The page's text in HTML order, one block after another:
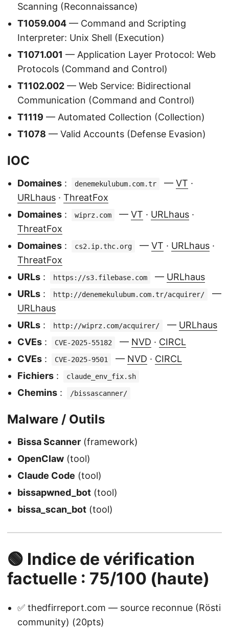
Scanning (Reconnaissance)
T1059.004 — Command and Scripting
Interpreter: Unix Shell (Execution)
T1071.001 — Application Layer Protocol: Web
Protocols (Command and Control)
T1102.002 — Web Service: Bidirectional
Communication (Command and Control)
T1119 — Automated Collection (Collection)
T1078 — Valid Accounts (Defense Evasion)
IOC
Domaines : denemekulubum.com.tr — VT ·
URLhaus · ThreatFox
Domaines : wiprz.com — VT · URLhaus ·
ThreatFox
Domaines : cs2.ip.thc.org — VT · URLhaus ·
ThreatFox
URLs : https://s3.filebase.com — URLhaus
URLs : http://denemekulubum.com.tr/acquirer/
—
URLhaus
URLs : http://wiprz.com/acquirer/ — URLhaus
CVEs : CVE-2025-55182 — NVD · CIRCL
CVEs : CVE-2025-9501 — NVD · CIRCL
Fichiers : claude_env_fix.sh
Chemins : /bissascanner/
Malware / Outils
Bissa Scanner (framework)
OpenClaw (tool)
Claude Code (tool)
bissapwned_bot (tool)
bissa_scan_bot (tool)
🟢 Indice de vérification
factuelle : 75/100 (haute)
✅ thedfirreport.com — source reconnue (Rösti
community) (20pts)